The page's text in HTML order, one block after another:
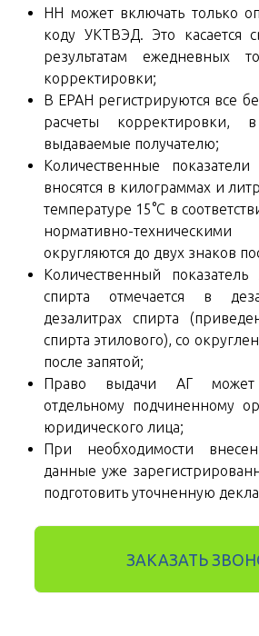
НН может включать только
коду УКТВЭД. Это касается
результатам ежедневных
корректировки;
В ЕРАН регистрируются все
расчеты
выдаваемые получателю;
Количественные
вносятся в килограммах и
температуре 15°C в
нормативно-
округляются до двух знаков
Количественный
спирта отмечается в
дезалитрах спирта
спирта этилового), со
после запятой;
Право выдачи АГ может
отдельному подчиненному
юридического лица;
При необходимости
данные уже
подготовить уточненную
ЗАКАЗАТЬ